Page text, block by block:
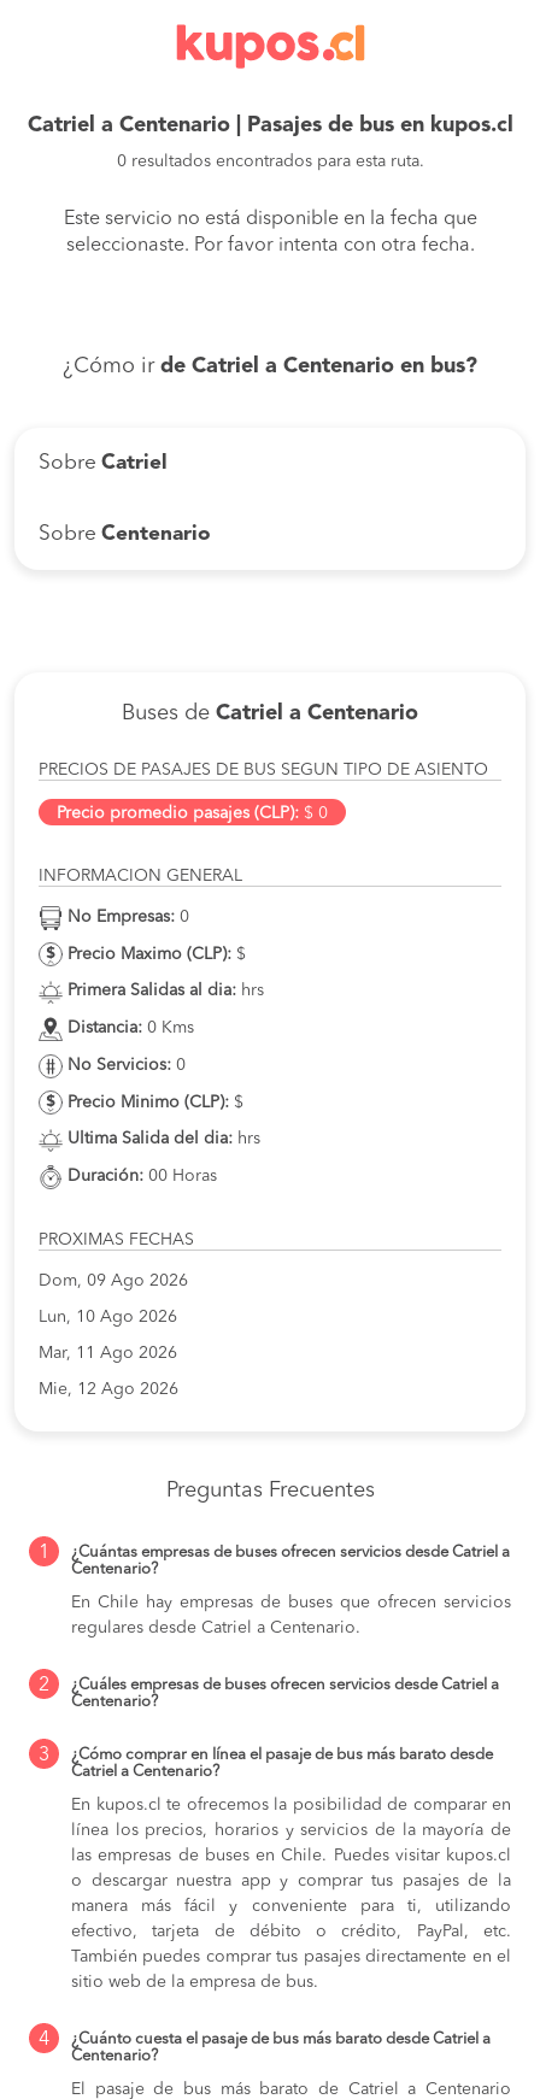
Catriel a Centenario | Pasajes de bus en kupos.cl
0 resultados encontrados para esta ruta.
Este servicio no está disponible en la fecha que
seleccionaste. Por favor intenta con otra fecha.
¿Cómo ir de Catriel a Centenario en bus?
Sobre Catriel
Sobre Centenario
Buses de Catriel a Centenario
PRECIOS DE PASAJES DE BUS SEGUN TIPO DE ASIENTO
Precio promedio pasajes (CLP): $ 0
INFORMACION GENERAL
No Empresas: 0
Precio Maximo (CLP): $
Primera Salidas al dia: hrs
Distancia: 0 Kms
No Servicios: 0
Precio Minimo (CLP): $
Ultima Salida del dia: hrs
Duración: 00 Horas
PROXIMAS FECHAS
Dom, 09 Ago 2026
Lun, 10 Ago 2026
Mar, 11 Ago 2026
Mie, 12 Ago 2026
Preguntas Frecuentes
1
¿Cuántas empresas de buses ofrecen servicios desde Catriel a
Centenario?
En Chile hay empresas de buses que ofrecen servicios
regulares desde Catriel a Centenario.
2
¿Cuáles empresas de buses ofrecen servicios desde Catriel a
Centenario?
3
¿Cómo comprar en línea el pasaje de bus más barato desde
Catriel a Centenario?
En kupos.cl te ofrecemos la posibilidad de comparar en
línea los precios, horarios y servicios de la mayoría de
las empresas de buses en Chile. Puedes visitar kupos.cl
o descargar nuestra app y comprar tus pasajes de la
manera más fácil y conveniente para ti, utilizando
efectivo, tarjeta de débito o crédito, PayPal, etc.
También puedes comprar tus pasajes directamente en el
sitio web de la empresa de bus.
4
¿Cuánto cuesta el pasaje de bus más barato desde Catriel a
Centenario?
El pasaje de bus más barato de Catriel a Centenario